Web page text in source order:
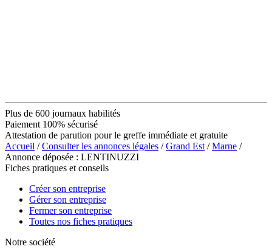
Plus de 600 journaux habilités
Paiement 100% sécurisé
Attestation de parution pour le greffe immédiate et gratuite
Accueil /Consulter les annonces légales /Grand Est /Marne /
Annonce déposée : LENTINUZZI
Fiches pratiques et conseils
Créer son entreprise
Gérer son entreprise
Fermer son entreprise
Toutes nos fiches pratiques
Notre société